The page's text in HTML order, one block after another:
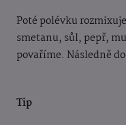
Poté polévku
smetanu, sůl, pepř,
povaříme. Následně
Tip